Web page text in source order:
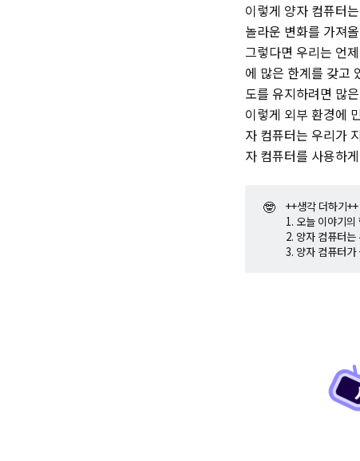
이렇게 양자 컴퓨터
놀라운 변화를 가져
그렇다면 우리는 언
에 많은 한계를 갖고
도를 유지하려면 많
이렇게 외부 환경에
자 컴퓨터는 우리가
자 컴퓨터를 사용하
🤓
++생각 더하기++
1. 오늘 이야기의
2. 양자 컴퓨터
3. 양자 컴퓨터